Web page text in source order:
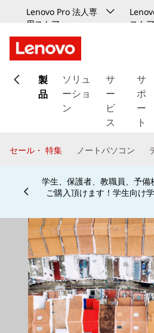
Lenovo Pro 法人専
用ストア
ストア
イ
ン
ッ
製
品
ソリュ
ーショ
ン
サ
ー
ビ
ス
サ
ポ
ー
ト
セール・ 特集 ノートパソコン
学生、保護者、教職員、予備
ご購入頂けます！学生向け